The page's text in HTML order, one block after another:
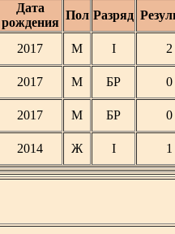
Дата
рождения
Пол Разряд
2017 М I 2
2017 М БР 0
2017 М БР 0
2014 Ж I 1